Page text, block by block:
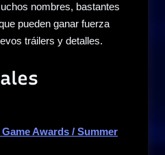
nombres, bastantes
pueden ganar fuerza
tráilers y detalles.
Awards / Summer